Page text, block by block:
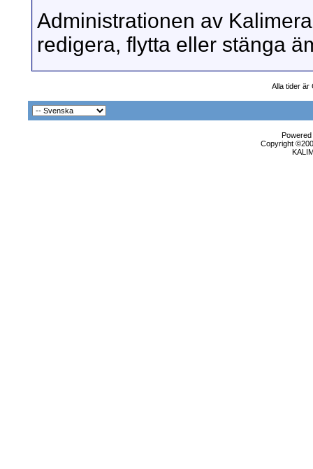
Administrationen av
redigera, flytta eller stänga
Alla tider är
Copyright